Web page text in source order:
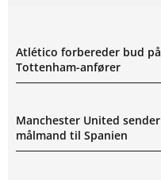
Atlético forbereder bud på
Tottenham-anfører
Manchester United sender
målmand til Spanien